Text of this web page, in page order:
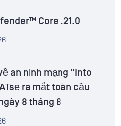
Core .21.0
an ninh mạng “Into
ra mắt toàn cầu
8 tháng 8